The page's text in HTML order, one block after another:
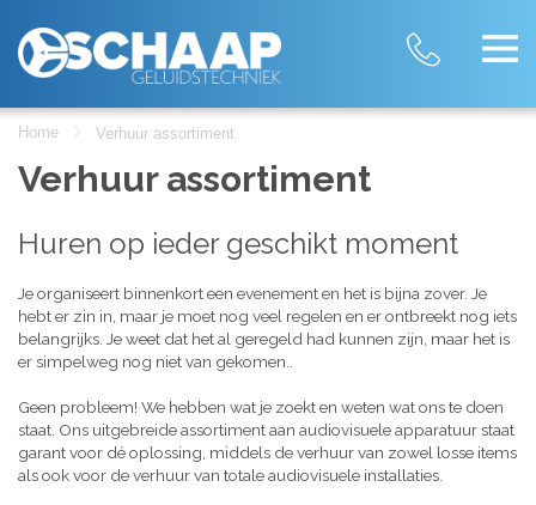
Home Verhuur assortiment
Verhuur assortiment
Huren op ieder geschikt moment
Je organiseert binnenkort een evenement en het is bijna zover. Je
hebt er zin in, maar je moet nog veel regelen en er ontbreekt nog iets
belangrijks. Je weet dat het al geregeld had kunnen zijn, maar het is
er simpelweg nog niet van gekomen..
Geen probleem! We hebben wat je zoekt en weten wat ons te doen
staat. Ons uitgebreide assortiment aan audiovisuele apparatuur staat
garant voor dé oplossing, middels de verhuur van zowel losse items
als ook voor de verhuur van totale audiovisuele installaties.